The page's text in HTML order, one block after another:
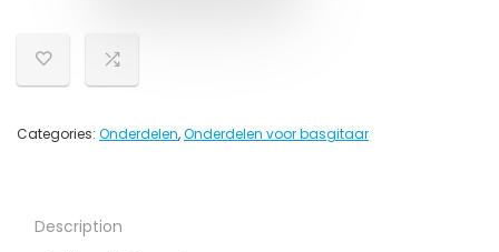
Categories: Onderdelen,Onderdelen voor basgitaar
Description